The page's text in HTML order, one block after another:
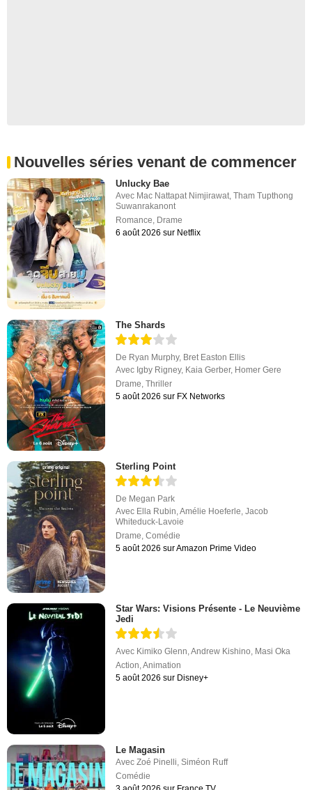
Nouvelles séries venant de commencer
Unlucky Bae
Avec Mac Nattapat Nimjirawat ,Tham Tupthong
Suwanrakanont
Romance Drame
6 août 2026 sur Netflix
The Shards
De Ryan Murphy, Bret Easton Ellis
Avec Igby Rigney, Kaia Gerber, Homer Gere
Drame,Thriller
5 août 2026 sur FX Networks
Sterling Point
De Megan Park
Avec Ella Rubin,Amélie Hoeferle,Jacob
Whiteduck-Lavoie
Drame,Comédie
5 août 2026 sur Amazon Prime Video
Star Wars: Visions Présente - Le Neuvième
Jedi
Avec Kimiko Glenn ,Andrew Kishino Masi Oka
Action ,Animation
5 août 2026 sur Disney+
Le Magasin
AvecZoé Pinelli,Siméon Ruff
Comédie